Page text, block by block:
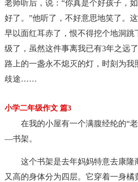
老师听后，说：“你真是个好孩子，
好了。”他听了，不好意思地笑了。
早以面红耳赤了，恨不得挖个地洞跳
级了，虽然这件事离我已有3年之远
路上的一盏永不熄灭的灯，时刻为我
歧途……
小学二年级作文 篇3
在我的小屋有一个满腹经纶的“
—书架。
这个书架是去年妈妈特意去康隆
又高的身体分为四层。它穿着一身